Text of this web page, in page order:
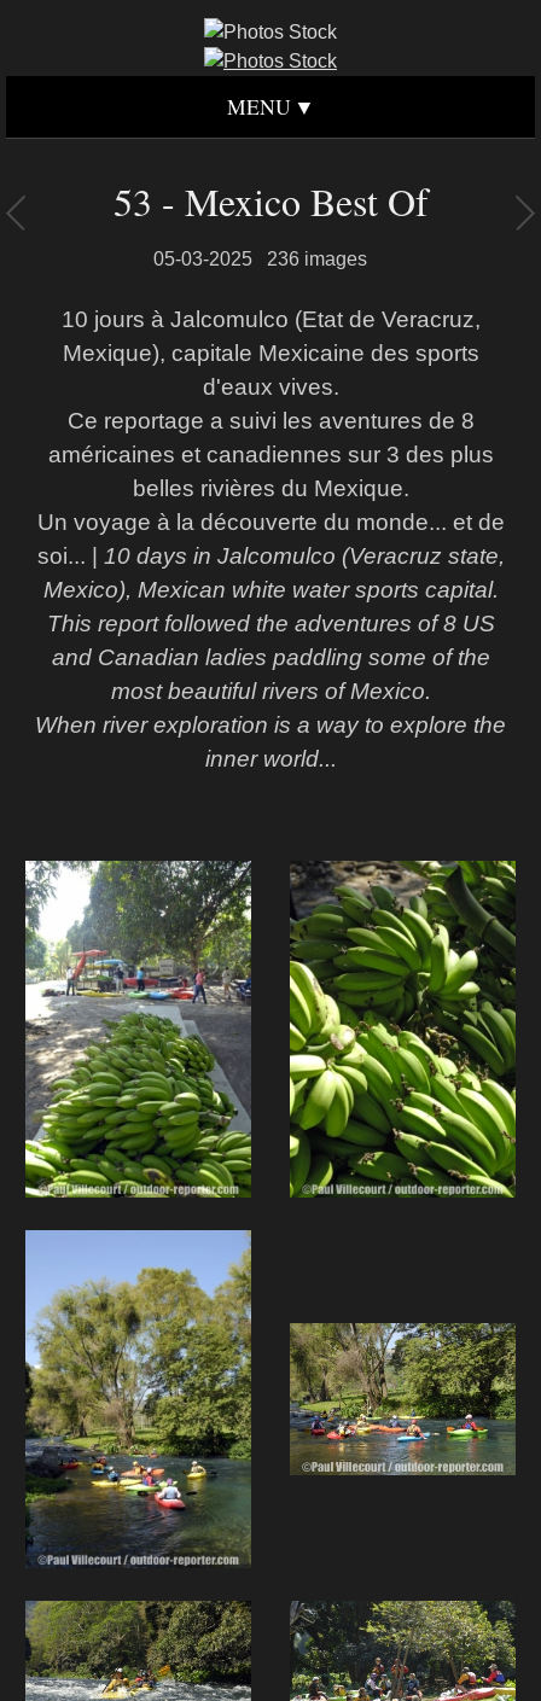
MENU
53 - Mexico Best Of
05-03-2025 236 images
10 jours à Jalcomulco (Etat de Veracruz,
Mexique), capitale Mexicaine des sports
d'eaux vives.
Ce reportage a suivi les aventures de 8
américaines et canadiennes sur 3 des plus
belles rivières du Mexique.
Un voyage à la découverte du monde... et de
soi... | 10 days in Jalcomulco (Veracruz state,
Mexico), Mexican white water sports capital.
This report followed the adventures of 8 US
and Canadian ladies paddling some of the
most beautiful rivers of Mexico.
When river exploration is a way to explore the
inner world...